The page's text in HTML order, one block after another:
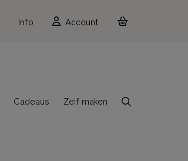
Info Account
Cadeaus Zelf maken